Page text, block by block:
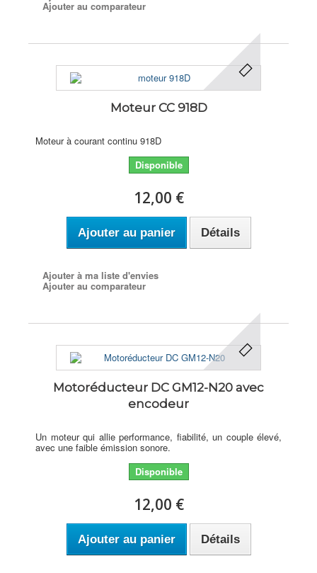
Ajouter au comparateur
Moteur CC 918D
Moteur à courant continu 918D
Disponible
12,00 €
Ajouter au panier Détails
Ajouter à ma liste d'envies
Ajouter au comparateur
Motoréducteur DC GM12-N20 avec
encodeur
Un moteur qui allie performance, fiabilité, un couple élevé,
avec une faible émission sonore.
Disponible
12,00 €
Ajouter au panier Détails